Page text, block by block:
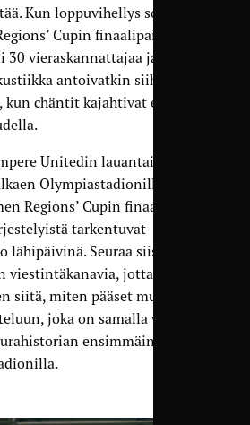
Kun loppuvihellys soi, TamU
Cupin finaalipaikkaa.
vieraskannattajaa ja
antoivatkin siihen
chäntit kajahtivat erityisen
Unitedin lauantaina
Olympiastadionilla
Regions’ Cupin finaaliin.
tarkentuvat
lähipäivinä. Seuraa siis
viestintäkanavia, jotta tiedät
siitä, miten pääset mukaan
joka on samalla vuodesta
ensimmäinen